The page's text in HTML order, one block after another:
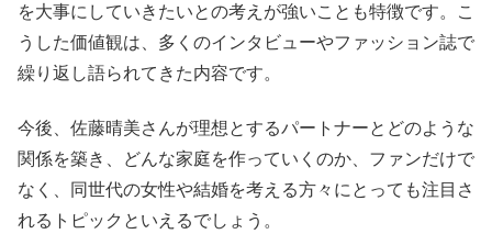
を大事にしていきたいとの考えが強いことも特徴です。こ
うした価値観は、多くのインタビューやファッション誌で
繰り返し語られてきた内容です。
今後、佐藤晴美さんが理想とするパートナーとどのような
関係を築き、どんな家庭を作っていくのか、ファンだけで
なく、同世代の女性や結婚を考える方々にとっても注目さ
れるトピックといえるでしょう。